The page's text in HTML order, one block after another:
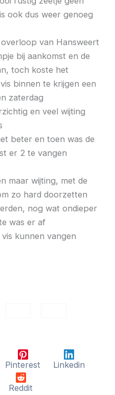
ook dus weer genoeg
van Hansweert
bij aankomst en de
toch koste het
binnen te krijgen een
zaterdag
en veel wijting
beter en toen was de
er 2 te vangen
maar wijting, met de
zo hard doorzetten
nog wat ondieper
was er af
kunnen vangen
Pinterest Linkedin
Reddit